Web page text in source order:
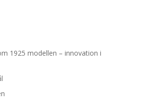
1925 modellen – innovation i